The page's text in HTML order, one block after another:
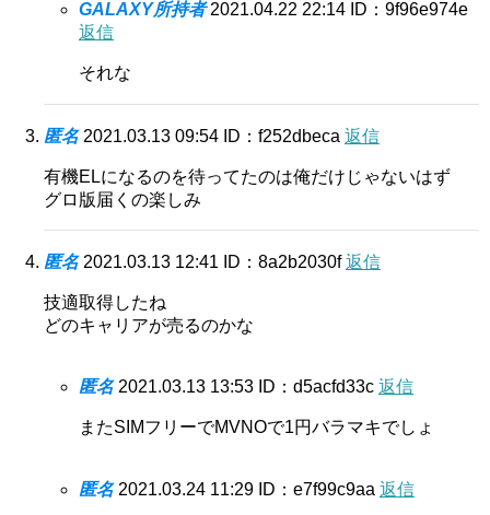
GALAXY所持者 2021.04.22 22:14 ID：9f96e974e
返信
それな
匿名 2021.03.13 09:54 ID：f252dbeca 返信
有機ELになるのを待ってたのは俺だけじゃないはず
グロ版届くの楽しみ
匿名 2021.03.13 12:41 ID：8a2b2030f返信
技適取得したね
どのキャリアが売るのかな
匿名 2021.03.13 13:53 ID：d5acfd33c 返信
またSIMフリーでMVNOで1円バラマキでしょ
匿名 2021.03.24 11:29 ID：e7f99c9aa 返信